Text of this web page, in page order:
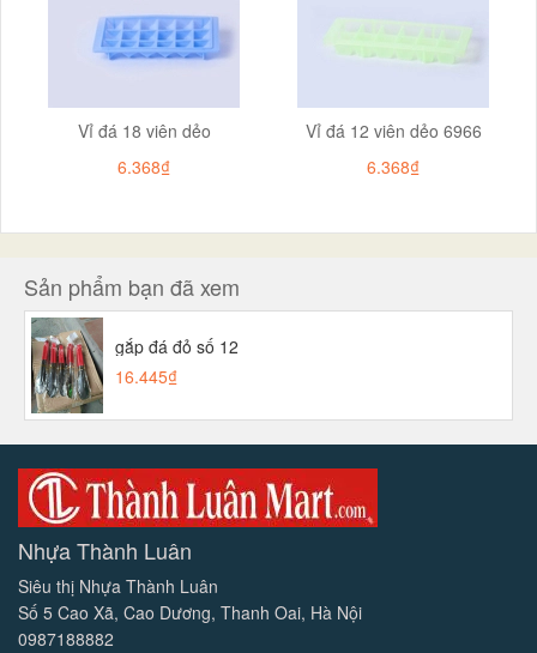
Vỉ đá 18 viên dẻo
6.368₫
Vỉ đá 12 viên dẻo 6966
6.368₫
Sản phẩm bạn đã xem
gắp đá đỏ số 12
16.445₫
Nhựa Thành Luân
Siêu thị Nhựa Thành Luân
Số 5 Cao Xã, Cao Dương, Thanh Oai, Hà Nội
0987188882